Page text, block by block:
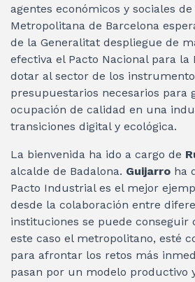
agentes económicos y sociales de
Metropolitana de Barcelona
de la Generalitat despliegue de
efectiva el Pacto Nacional para
dotar al sector de los
presupuestarios necesarios para
ocupación de calidad en una
transiciones digital y ecológica.
La bienvenida ha ido a cargo de
alcalde de Badalona. Guijarro ha
Pacto Industrial es el mejor
desde la colaboración entre
instituciones se puede
este caso el metropolitano, esté
para afrontar los retos más
pasan por un modelo productivo